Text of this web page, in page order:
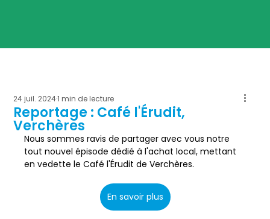
Reportage : Café l'Érudit,
Verchères
24 juil. 20241 min de lecture
Nous sommes ravis de partager avec vous notre
tout nouvel épisode dédié à l'achat local, mettant
en vedette le Café l'Érudit de Verchères.
En savoir plus